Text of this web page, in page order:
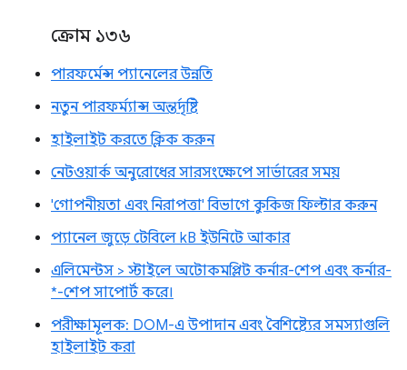
ক্রোম ১৩৬
পারফর্মেন্স প্যানেলের উন্নতি
নতুন পারফর্ম্যান্স অন্তর্দৃষ্টি
হাইলাইট করতে ক্লিক করুন
নেটওয়ার্ক অনুরোধের সারসংক্ষেপে সার্ভারের সময়
'গোপনীয়তা এবং নিরাপত্তা' বিভাগে কুকিজ ফিল্টার করুন
প্যানেল জুড়ে টেবিলে kB ইউনিটে আকার
এলিমেন্টস > স্টাইলে অটোকমপ্লিট কর্নার-শেপ এবং কর্নার-
*-শেপ সাপোর্ট করে।
পরীক্ষামূলক: DOM-এ উপাদান এবং বৈশিষ্ট্যের সমস্যাগুলি
হাইলাইট করা